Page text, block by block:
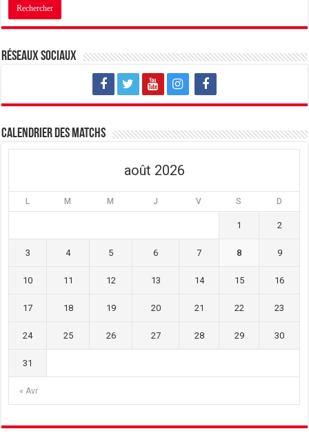
Réseaux sociaux
Calendrier des matchs
août 2026
L M M J V S D
« Avr
1 2
3 4 5 6 7 8 9
10 11 12 13 14 15 16
17 18 19 20 21 22 23
24 25 26 27 28 29 30
31